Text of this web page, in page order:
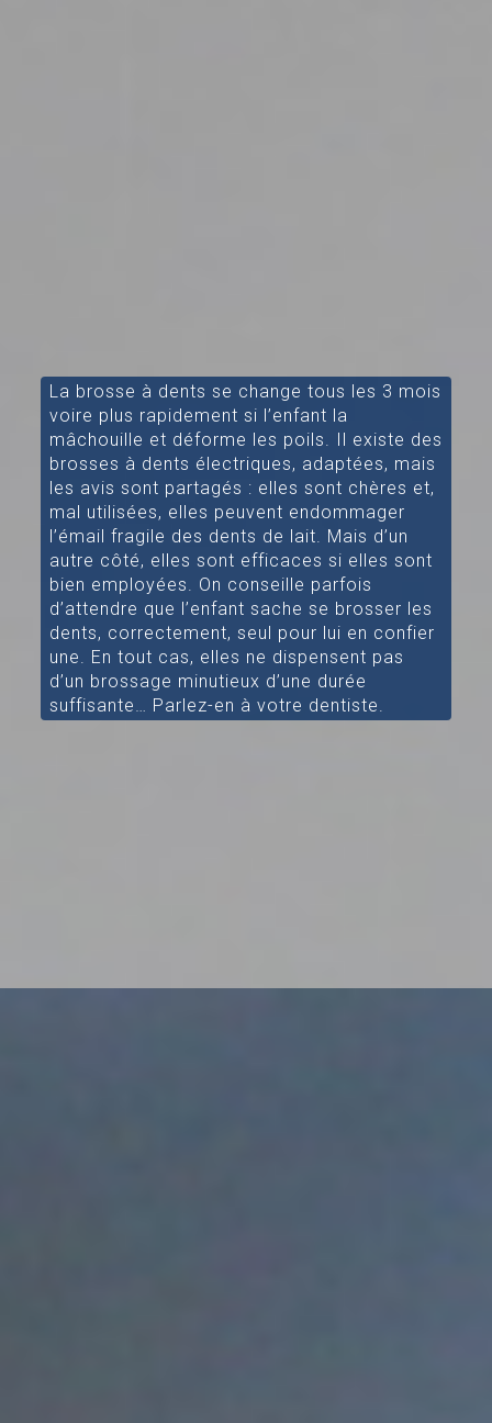
La brosse à dents se change tous les 3 mois
voire plus rapidement si l’enfant la
mâchouille et déforme les poils. Il existe des
brosses à dents électriques, adaptées, mais
les avis sont partagés : elles sont chères et,
mal utilisées, elles peuvent endommager
l’émail fragile des dents de lait. Mais d’un
autre côté, elles sont efficaces si elles sont
bien employées. On conseille parfois
d’attendre que l’enfant sache se brosser les
dents, correctement, seul pour lui en confier
une. En tout cas, elles ne dispensent pas
d’un brossage minutieux d’une durée
suffisante… Parlez-en à votre dentiste.